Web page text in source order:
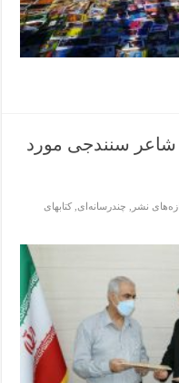
شاعر سنندجی مورد
نشر چندرسانه‌ای ,کتابهای